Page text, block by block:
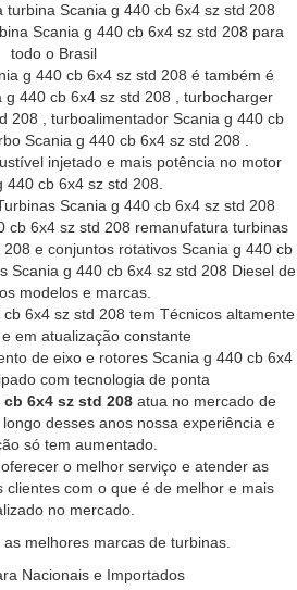
turbina Scania g 440 cb 6x4 sz std 208
Scania g 440 cb 6x4 sz std 208 para
todo o Brasil
g 440 cb 6x4 sz std 208 é também é
g 440 cb 6x4 sz std 208 , turbocharger
208 , turboalimentador Scania g 440 cb
Scania g 440 cb 6x4 sz std 208 .
injetado e mais potência no motor
440 cb 6x4 sz std 208.
Scania g 440 cb 6x4 sz std 208
cb 6x4 sz std 208 remanufatura turbinas
e conjuntos rotativos Scania g 440 cb
Scania g 440 cb 6x4 sz std 208 Diesel de
modelos e marcas.
6x4 sz std 208 tem Técnicos altamente
em atualização constante
de eixo e rotores Scania g 440 cb 6x4
com tecnologia de ponta
6x4 sz std 208 atua no mercado de
desses anos nossa experiência e
só tem aumentado.
o melhor serviço e atender as
clientes com o que é de melhor e mais
no mercado.
melhores marcas de turbinas.
Nacionais e Importados